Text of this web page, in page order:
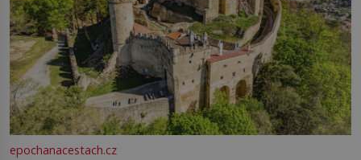
epochanacestach.cz